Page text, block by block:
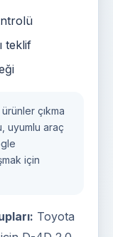
teklif
çıkma
uyumlu araç
için
Toyota